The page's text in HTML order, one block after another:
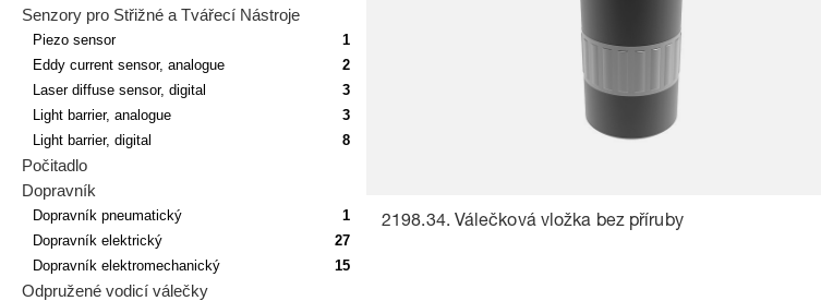
Senzory pro Střižné a Tvářecí Nástroje
Piezo sensor
1
Eddy current sensor, analogue
2
Laser diffuse sensor, digital
3
Light barrier, analogue
3
Light barrier, digital
8
Počitadlo
Dopravník
Dopravník pneumatický
1
Dopravník elektrický
27
Dopravník elektromechanický
15
Odpružené vodicí válečky
2198.34. Válečková vložka bez příruby